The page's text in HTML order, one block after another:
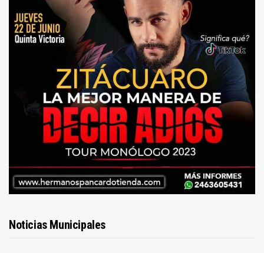
Noticias Municipales